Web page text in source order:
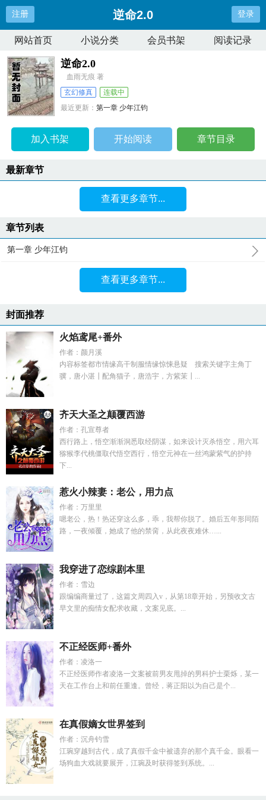
注册 逆命2.0 登录
网站首页 小说分类 会员书架 阅读记录
逆命2.0
血雨无痕 著
玄幻修真
连载中
最近更新：第一章 少年江钧
加入书架 开始阅读 章节目录
最新章节
查看更多章节...
章节列表
第一章 少年江钧
查看更多章节...
封面推荐
火焰鸢尾+番外
作者：颜月溪
内容标签都市情缘高干制服情缘惊悚悬疑 搜索关键字主角丁
骥，唐小湛┃配角猫子，唐浩宇，方紫茉┃...
齐天大圣之颠覆西游
作者：孔宣尊者
西行路上，悟空渐渐洞悉取经阴谋，如来设计灭杀悟空，用六耳
猕猴李代桃僵取代悟空西行，悟空元神在一丝鸿蒙紫气的护持
下...
惹火小辣妻：老公，用力点
作者：万里里
嗯老公，热！热还穿这么多，乖，我帮你脱了。婚后五年形同陌
路，一夜倾覆，她成了他的禁脔，从此夜夜难休…...
我穿进了恋综剧本里
作者：雪边
跟编编商量过了，这篇文周四入v，从第18章开始，另预收文古
早文里的痴情女配求收藏，文案见底。...
不正经医师+番外
作者：凌洛一
不正经医师作者凌洛一文案被前男友甩掉的男科护士栗烁，某一
天在工作台上和前任重逢。曾经，蒋正阳以为自己是个...
在真假嫡女世界签到
作者：沉舟钓雪
江琬穿越到古代，成了真假千金中被遗弃的那个真千金。眼看一
场狗血大戏就要展开，江琬及时获得签到系统。...